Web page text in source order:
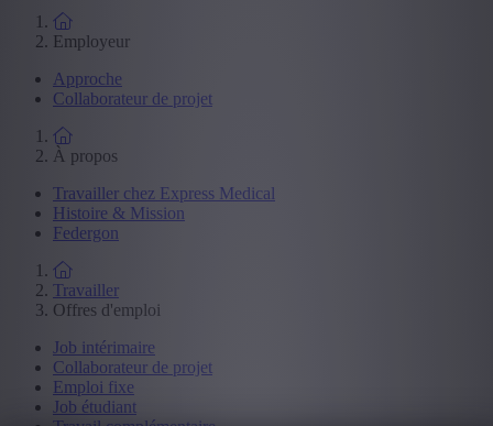
Employeur
Approche
Collaborateur de projet
À propos
Travailler chez Express Medical
Histoire & Mission
Federgon
Travailler
Offres d'emploi
Job intérimaire
Collaborateur de projet
Emploi fixe
Job étudiant